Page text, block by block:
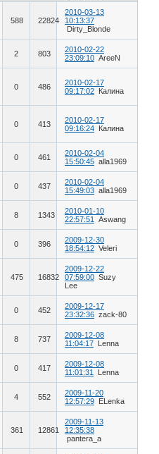
588 22824
2010-03-13
10:13:37
Dirty_Blonde
2 803
2010-02-22
23:09:10 AreeN
0 486
2010-02-17
09:17:02
Калина
0 413
2010-02-17
09:16:24
Калина
0 461
2010-02-04
15:50:45 alla1969
0 437
2010-02-04
15:49:03 alla1969
8 1343
2010-01-10
22:57:51
Aswang
0 396
2009-12-30
18:54:12 Veleri
475 16832
2009-12-22
07:59:00 Suzy
Lee
0 452
2009-12-17
23:32:36 zack-80
8 737
2009-12-08
11:04:17
Lenna
0 417
2009-12-08
11:01:31
Lenna
4 552
2009-11-20
12:57:29
ELenka
361 12861
2009-11-13
12:35:38
pantera_a